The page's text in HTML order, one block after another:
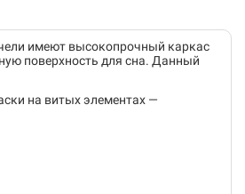
имеют высокопрочный каркас
поверхность для сна. Данный
на витых элементах —